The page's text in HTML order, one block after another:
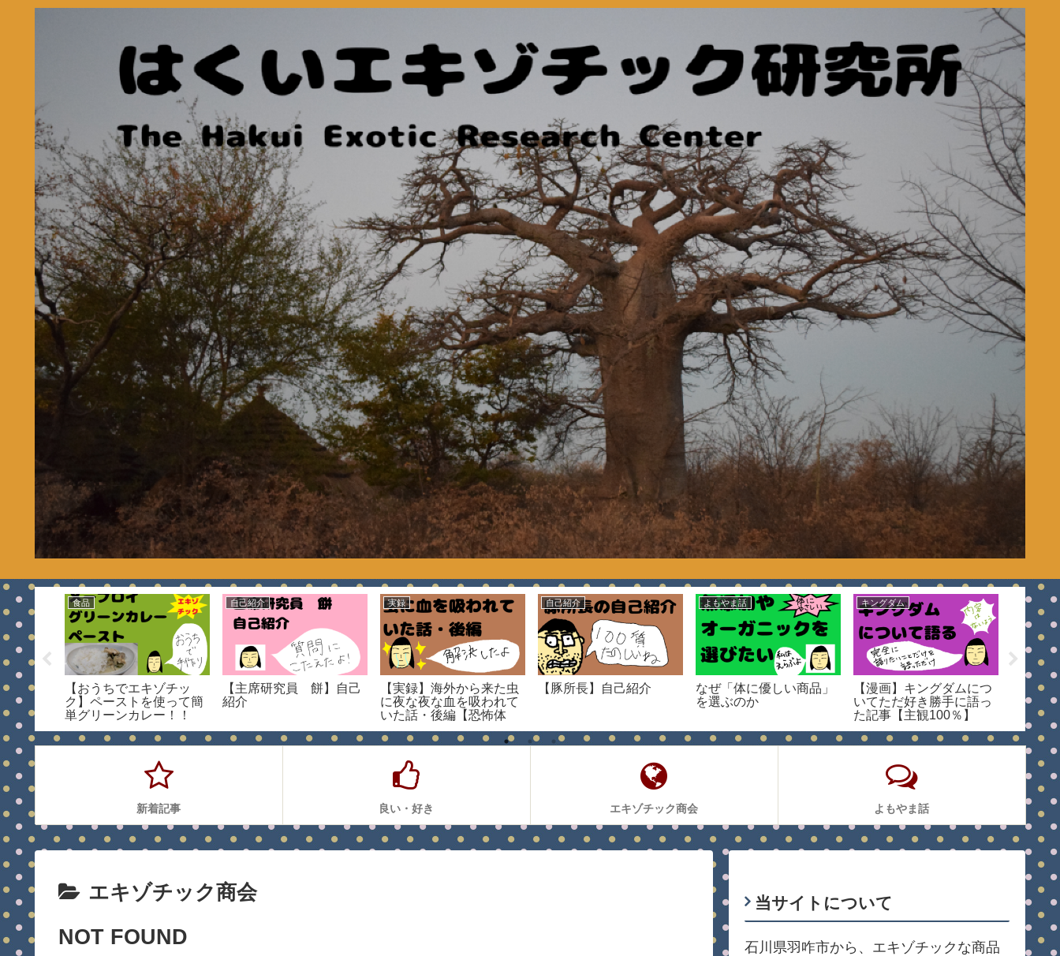
ベント
たよ
】
食品
【おうちでエキゾチッ
ク】ペーストを使って簡
単グリーンカレー！！
【メープロイ グリーン
カレーペースト】
自己紹介
【主席研究員 餅】自己
紹介
実録
【実録】海外から来た虫
に夜な夜な血を吸われて
いた話・後編【恐怖体
験】
自己紹介
【豚所長】自己紹介
よもやま話
なぜ「体に優しい商品」
を選ぶのか
キングダム
【漫画】キングダムにつ
いてただ好き勝手に語っ
た記事【主観100％】
良い・好
毎日使
も選び
新着記事 良い・好き エキゾチック商会 よもやま話
エキゾチック商会
NOT FOUND
当サイトについて
石川県羽咋市から、エキゾチックな商品